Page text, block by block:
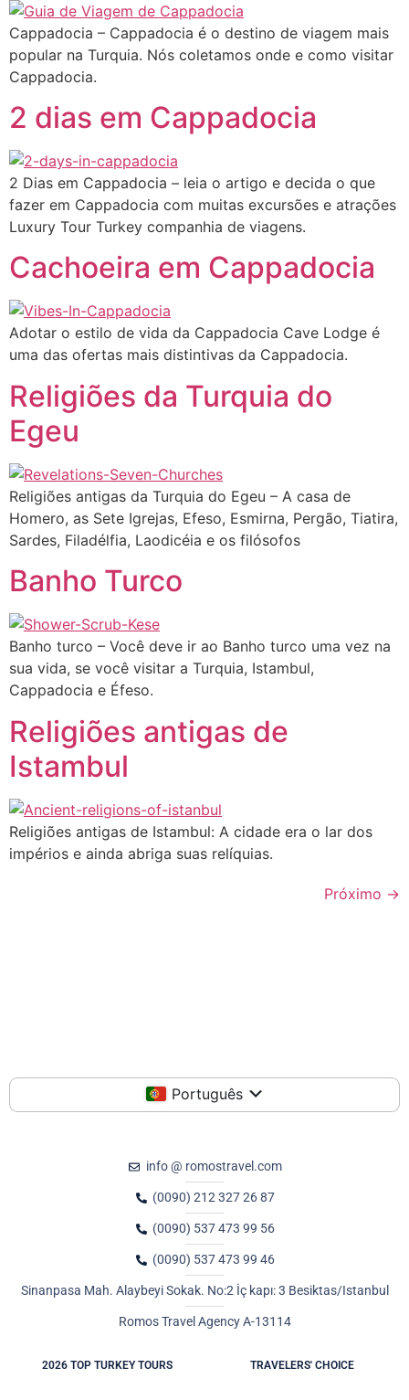
Cappadocia – Cappadocia é o destino de viagem mais
popular na Turquia. Nós coletamos onde e como visitar
Cappadocia.
2 dias em Cappadocia
2 Dias em Cappadocia – leia o artigo e decida o que
fazer em Cappadocia com muitas excursões e atrações
Luxury Tour Turkey companhia de viagens.
Cachoeira em Cappadocia
Adotar o estilo de vida da Cappadocia Cave Lodge é
uma das ofertas mais distintivas da Cappadocia.
Religiões da Turquia do
Egeu
Religiões antigas da Turquia do Egeu – A casa de
Homero, as Sete Igrejas, Efeso, Esmirna, Pergão, Tiatira,
Sardes, Filadélfia, Laodicéia e os filósofos
Banho Turco
Banho turco – Você deve ir ao Banho turco uma vez na
sua vida, se você visitar a Turquia, Istambul,
Cappadocia e Éfeso.
Religiões antigas de
Istambul
Religiões antigas de Istambul: A cidade era o lar dos
impérios e ainda abriga suas relíquias.
Próximo →
Português
info @ romostravel.com
(0090) 212 327 26 87
(0090) 537 473 99 56
(0090) 537 473 99 46
Sinanpasa Mah. Alaybeyi Sokak. No:2 İç kapı: 3 Besiktas/Istanbul
Romos Travel Agency A-13114
2026 TOP TURKEY TOURS TRAVELERS' CHOICE